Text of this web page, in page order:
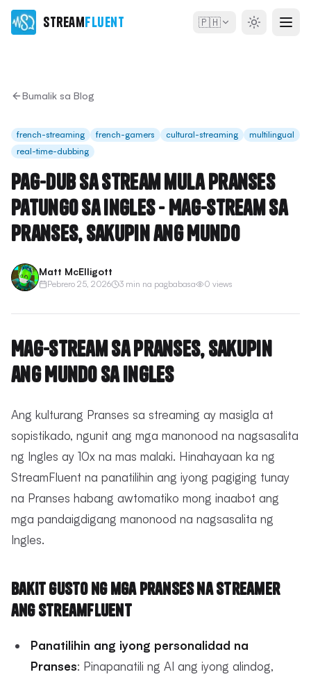
StreamFluent 🇵🇭
Bumalik sa Blog
french-streaming french-gamers cultural-streaming
multilingual
real-time-dubbing
Pag-dub sa Stream mula Pranses
patungo sa Ingles - Mag-stream sa
Pranses, Sakupin ang Mundo
Matt McElligott
Pebrero 25, 2026 3 min na pagbabasa 0 views
Mag-stream sa Pranses, Sakupin
ang Mundo sa Ingles
Ang kulturang Pranses sa streaming ay masigla at
sopistikado, ngunit ang mga manonood na nagsasalita
ng Ingles ay 10x na mas malaki. Hinahayaan ka ng
StreamFluent na panatilihin ang iyong pagiging tunay
na Pranses habang awtomatiko mong inaabot ang
mga pandaigdigang manonood na nagsasalita ng
Ingles.
Bakit Gusto ng mga Pranses na Streamer
ang StreamFluent
Panatilihin ang iyong personalidad na
Pranses: Pinapanatili ng AI ang iyong alindog,